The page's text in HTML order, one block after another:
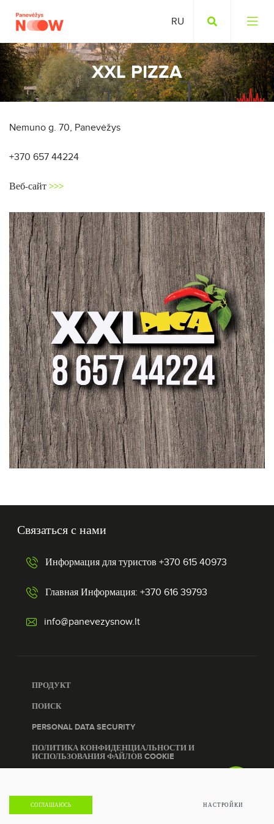
XXL PIZZA
Nemuno g. 70, Panevėžys
+370 657 44224
Веб-сайт >>>
Связаться с нами
Информация для туристов +370 615 40973
Главная Информация: +370 616 39793
info@panevezysnow.lt
ПРОДУКТ
ПОИСК
PERSONAL DATA SECURITY
ПОЛИТИКА КОНФИДЕНЦИАЛЬНОСТИ И
ИСПОЛЬЗОВАНИЯ ФАЙЛОВ COOKIE
© 2023 VšĮ Panevėžio plėtros agentūra. Все права защищены
Решение:
СОГЛАШАЮСЬ НАСТРОЙКИ